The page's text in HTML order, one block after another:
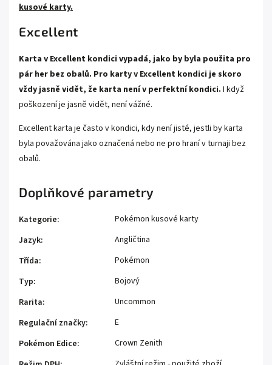
kusové karty.
Excellent
Karta v Excellent kondici vypadá, jako by byla použita pro
pár her bez obalů. Pro karty v Excellent kondici je skoro
vždy jasně vidět, že karta není v perfektní kondici. I když
poškození je jasně vidět, není vážné.
Excellent karta je často v kondici, kdy není jisté, jestli by karta
byla považována jako označená nebo ne pro hraní v turnaji bez
obalů.
Doplňkové parametry
Kategorie:
Pokémon kusové karty
Jazyk:
Angličtina
Třída:
Pokémon
Typ:
Bojový
Rarita:
Uncommon
Regulační značky:
E
Pokémon Edice:
Crown Zenith